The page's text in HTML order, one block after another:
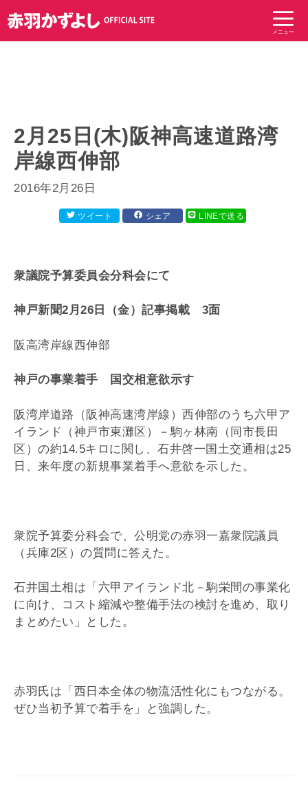
ン
テ
メニュー
2月25日(木)阪神高速道路湾
岸線西伸部
2016年2月26日
ツイート シェア LINEで送る
衆議院予算委員会分科会にて
神戸新聞2月26日（金）記事掲載 3面
阪高湾岸線西伸部
神戸の事業着手 国交相意欲示す
阪湾岸道路（阪神高速湾岸線）西伸部のうち六甲ア
イランド（神戸市東灘区）－駒ヶ林南（同市長田
区）の約14.5キロに関し、石井啓一国土交通相は25
日、来年度の新規事業着手へ意欲を示した。
衆院予算委分科会で、公明党の赤羽一嘉衆院議員
（兵庫2区）の質問に答えた。
石井国土相は「六甲アイランド北－駒栄間の事業化
に向け、コスト縮減や整備手法の検討を進め、取り
まとめたい」とした。
赤羽氏は「西日本全体の物流活性化にもつながる。
ぜひ当初予算で着手を」と強調した。